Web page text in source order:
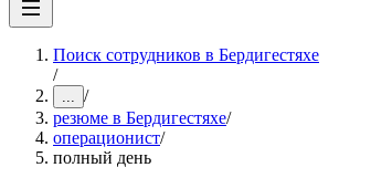
Поиск сотрудников в Бердигестяхе
/
... /
резюме в Бердигестяхе/
операционист/
полный день